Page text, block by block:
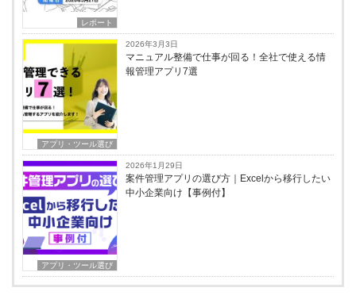
レポート
アプリ・ツール選び
2026年3月3日
マニュアル整備で仕事が回る！全社で使える情
報管理アプリ7選
アプリ・ツール選び
2026年1月29日
案件管理アプリの選び方｜Excelから移行したい
中小企業向け【事例付】